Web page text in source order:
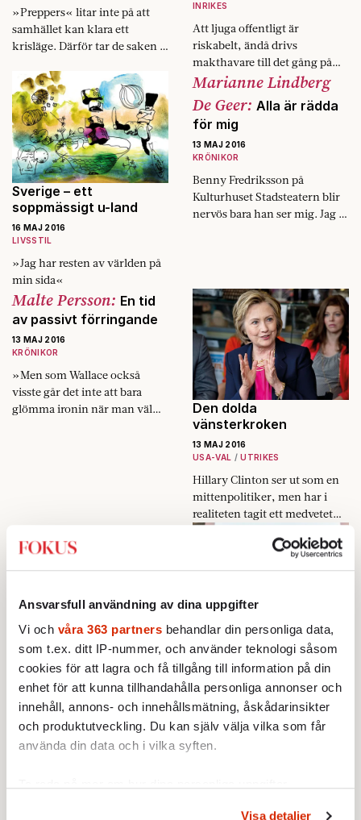
Ansvarsfull användning av dina uppgifter
Vi och våra 363 partners behandlar din personliga data,
som t.ex. ditt IP-nummer, och använder teknologi såsom
cookies för att lagra och få tillgång till information på din
enhet för att kunna tillhandahålla personliga annonser och
innehåll, annons- och innehållsmätning, åskådarinsikter
och produktutveckling. Du kan själv välja vilka som får
använda din data och i vilka syften.
Visa detaljer
»Preppers« litar inte på att
samhället kan klara ett
krisläge. Därför tar de saken i
INRIKES
Att ljuga offentligt är
riskabelt, ändå drivs
makthavare till det gång på
gång. Varför?
Sverige – ett
soppmässigt u-land
16 MAJ 2016
LIVSSTIL
»Jag har resten av världen på
min sida«
Marianne Lindberg
De Geer: Alla är rädda
för mig
13 MAJ 2016
KRÖNIKOR
Benny Fredriksson på
Kulturhuset Stadsteatern blir
nervös bara han ser mig. Jag är
Malte Persson: En tid
av passivt förringande
13 MAJ 2016
KRÖNIKOR
»Men som Wallace också
visste går det inte att bara
glömma ironin när man väl
Den dolda
vänsterkroken
13 MAJ 2016
USA-VAL
UTRIKES
Hillary Clinton ser ut som en
mittenpolitiker, men har i
realiteten tagit ett medvetet
stort steg åt vänster.
svenska synden är tysk
13 MAJ 2016
»Som en
technofierad
logdans en
midsommar,
minus
dyngfyllan,
muckandet och
svartsjukan.«
Ingves sista strid
13 MAJ 2016
EKONOMI
Stefan Ingves fortsätter att
skaffa fiender när hans bank
behöver alla vänner den kan
få.
Elsa Westerstad:
13 MAJ 2016